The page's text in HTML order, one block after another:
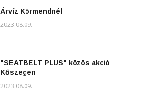
Árvíz Körmendnél
2023.08.09.
"SEATBELT PLUS" közös akció
Kőszegen
2023.08.09.